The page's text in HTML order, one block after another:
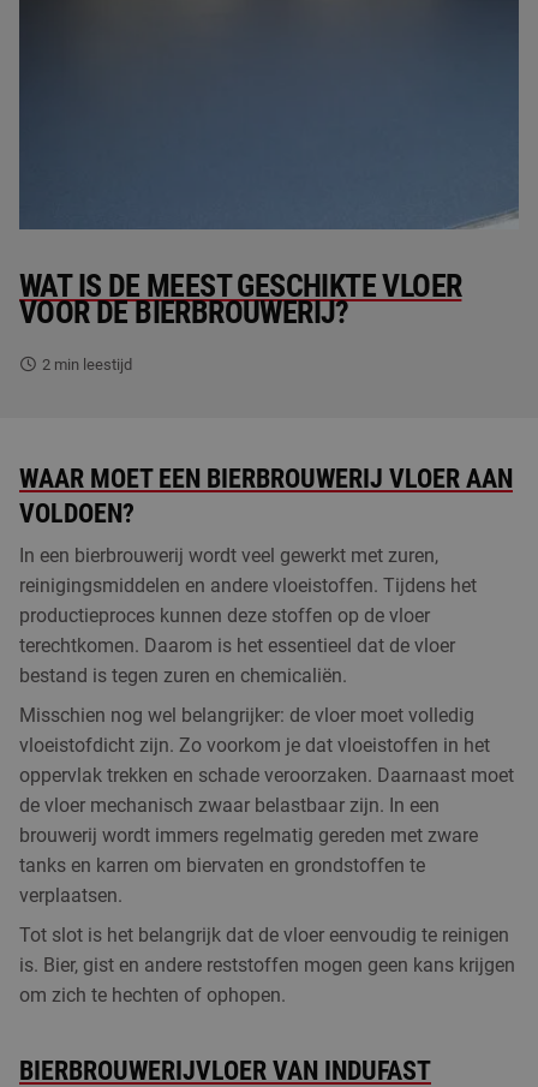
ESD vloeren
WAT IS DE MEEST GESCHIKTE VLOER
VOOR DE BIERBROUWERIJ?
2min leestijd
WAAR MOET EEN BIERBROUWERIJ VLOER AAN
VOLDOEN?
In een bierbrouwerij wordt veel gewerkt met zuren,
reinigingsmiddelen en andere vloeistoffen. Tijdens het
productieproces kunnen deze stoffen op de vloer
terechtkomen. Daarom is het essentieel dat de vloer
bestand is tegen zuren en chemicaliën.
Misschien nog wel belangrijker: de vloer moet volledig
vloeistofdicht zijn. Zo voorkom je dat vloeistoffen in het
oppervlak trekken en schade veroorzaken. Daarnaast moet
de vloer mechanisch zwaar belastbaar zijn. In een
brouwerij wordt immers regelmatig gereden met zware
tanks en karren om biervaten en grondstoffen te
verplaatsen.
Tot slot is het belangrijk dat de vloer eenvoudig te reinigen
is. Bier, gist en andere reststoffen mogen geen kans krijgen
om zich te hechten of ophopen.
BIERBROUWERIJVLOER VAN INDUFAST